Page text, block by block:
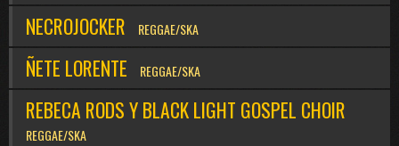
NECROJOCKER REGGAE/SKA
ÑETE LORENTE REGGAE/SKA
REBECA RODS Y BLACK LIGHT GOSPEL CHOIR
REGGAE/SKA